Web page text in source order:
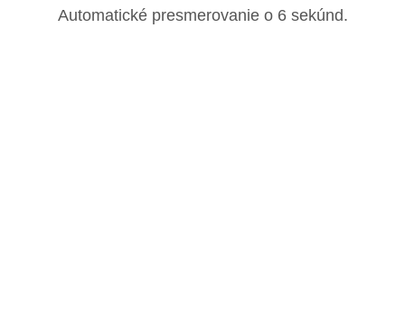
Automatické presmerovanie o 6sekúnd.